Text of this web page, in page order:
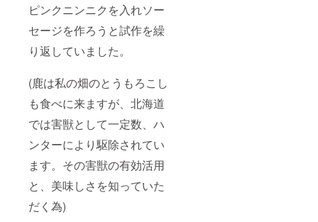
ピンクニンニクを入れソー
セージを作ろうと試作を繰
り返していました。
(鹿は私の畑のとうもろこし
も食べに来ますが、北海道
では害獣として一定数、ハ
ンターにより駆除されてい
ます。その害獣の有効活用
と、美味しさを知っていた
だく為)